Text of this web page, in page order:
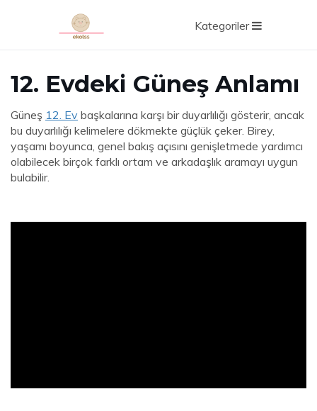
Kategoriler
12. Evdeki Güneş Anlamı
Güneş 12. Ev başkalarına karşı bir duyarlılığı gösterir, ancak
bu duyarlılığı kelimelere dökmekte güçlük çeker. Birey,
yaşamı boyunca, genel bakış açısını genişletmede yardımcı
olabilecek birçok farklı ortam ve arkadaşlık aramayı uygun
bulabilir.